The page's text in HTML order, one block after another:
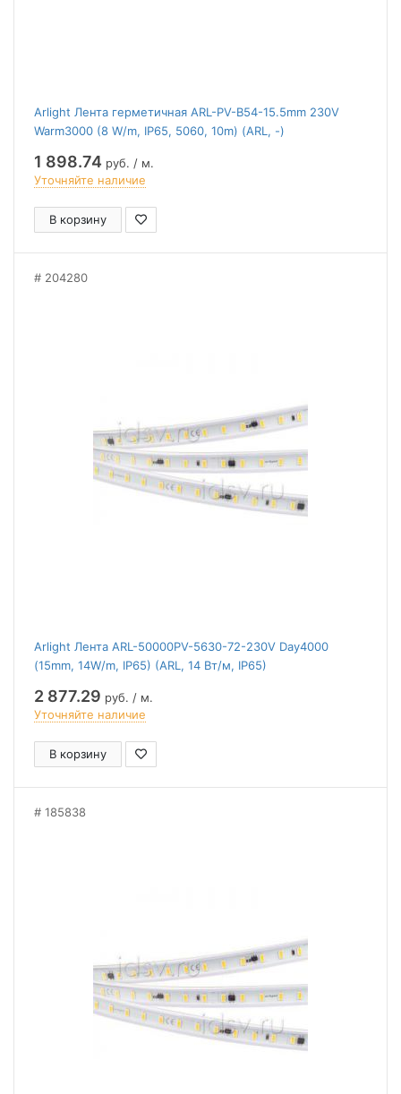
Arlight Лента герметичная ARL-PV-B54-15.5mm 230V
Warm3000 (8 W/m, IP65, 5060, 10m) (ARL, -)
1 898.74 руб. / м.
Уточняйте наличие
В корзину
204280
Arlight Лента ARL-50000PV-5630-72-230V Day4000
(15mm, 14W/m, IP65) (ARL, 14 Вт/м, IP65)
2 877.29 руб. / м.
Уточняйте наличие
В корзину
185838